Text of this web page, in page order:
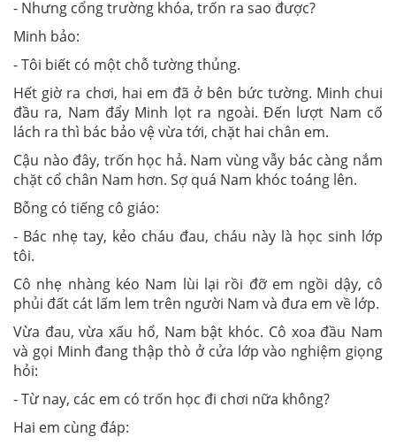
- Nhưng cổng trường khóa, trốn ra sao được?
Minh bảo:
- Tôi biết có một chỗ tường thủng.
Hết giờ ra chơi, hai em đã ở bên bức tường. Minh chui
đầu ra, Nam đẩy Minh lọt ra ngoài. Đến lượt Nam cố
lách ra thì bác bảo vệ vừa tới, chặt hai chân em.
Cậu nào đây, trốn học hả. Nam vùng vẫy bác càng nắm
chặt cổ chân Nam hơn. Sợ quá Nam khóc toáng lên.
Bỗng có tiếng cô giáo:
- Bác nhẹ tay, kẻo cháu đau, cháu này là học sinh lớp
tôi.
Cô nhẹ nhàng kéo Nam lùi lại rồi đỡ em ngồi dậy, cô
phủi đất cát lấm lem trên người Nam và đưa em về lớp.
Vừa đau, vừa xấu hổ, Nam bật khóc. Cô xoa đầu Nam
và gọi Minh đang thập thò ở cửa lớp vào nghiệm giọng
hỏi:
- Từ nay, các em có trốn học đi chơi nữa không?
Hai em cùng đáp: